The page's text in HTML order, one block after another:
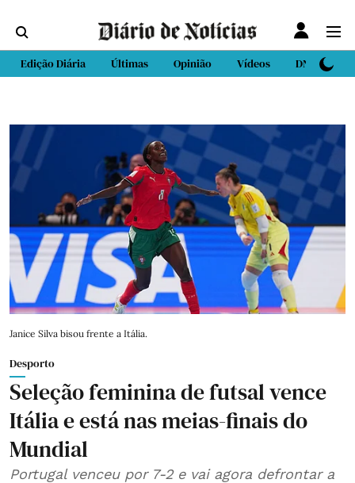
Edição Diária Últimas Opinião Vídeos DN Sport
Janice Silva bisou frente a Itália.
Desporto
Seleção feminina de futsal vence
Itália e está nas meias-finais do
Mundial
Portugal venceu por 7-2 e vai agora defrontar a